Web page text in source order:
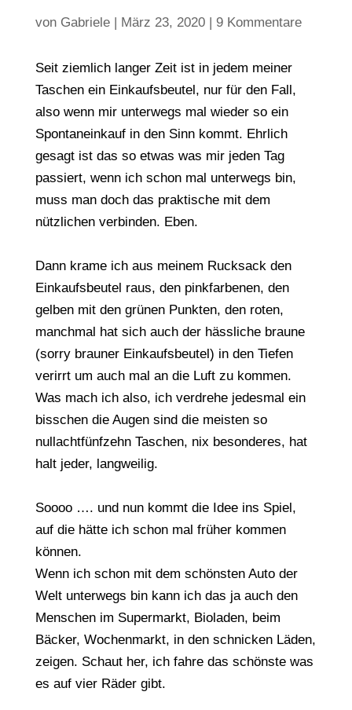
von Gabriele| März 23, 2020| 9 Kommentare
Seit ziemlich langer Zeit ist in jedem meiner
Taschen ein Einkaufsbeutel, nur für den Fall,
also wenn mir unterwegs mal wieder so ein
Spontaneinkauf in den Sinn kommt. Ehrlich
gesagt ist das so etwas was mir jeden Tag
passiert, wenn ich schon mal unterwegs bin,
muss man doch das praktische mit dem
nützlichen verbinden. Eben.
Dann krame ich aus meinem Rucksack den
Einkaufsbeutel raus, den pinkfarbenen, den
gelben mit den grünen Punkten, den roten,
manchmal hat sich auch der hässliche braune
(sorry brauner Einkaufsbeutel) in den Tiefen
verirrt um auch mal an die Luft zu kommen.
Was mach ich also, ich verdrehe jedesmal ein
bisschen die Augen sind die meisten so
nullachtfünfzehn Taschen, nix besonderes, hat
halt jeder, langweilig.
Soooo …. und nun kommt die Idee ins Spiel,
auf die hätte ich schon mal früher kommen
können.
Wenn ich schon mit dem schönsten Auto der
Welt unterwegs bin kann ich das ja auch den
Menschen im Supermarkt, Bioladen, beim
Bäcker, Wochenmarkt, in den schnicken Läden,
zeigen. Schaut her, ich fahre das schönste was
es auf vier Räder gibt.